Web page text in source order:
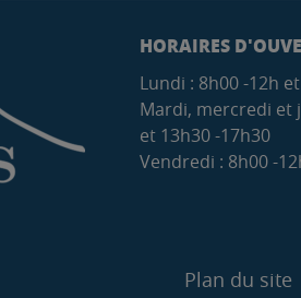
HORAIRES
Lundi : 8h00 -12h
Mardi, mercredi et
et 13h30 -17h30
Vendredi : 8h00 -
Plan du site